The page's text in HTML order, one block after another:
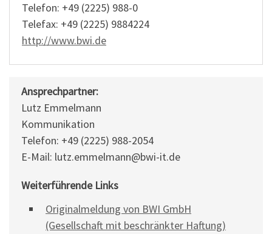
Telefon: +49 (2225) 988-0
Telefax: +49 (2225) 9884224
http://www.bwi.de
Ansprechpartner:
Lutz Emmelmann
Kommunikation
Telefon: +49 (2225) 988-2054
E-Mail: lutz.emmelmann@bwi-it.de
Weiterführende Links
Originalmeldung von BWI GmbH
(Gesellschaft mit beschränkter Haftung)